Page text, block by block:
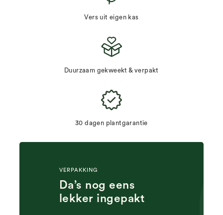
Vers uit eigen kas
Duurzaam gekweekt & verpakt
30 dagen plantgarantie
VERPAKKING
Da’s nog eens
lekker ingepakt